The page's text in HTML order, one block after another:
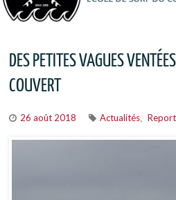
DES PETITES VAGUES
COUVERT
26 août 2018 Actualités Report